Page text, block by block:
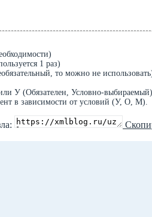
1 раз)
то можно не
У (Обязателен, Условно-
в зависимости от условий (У, О, М).